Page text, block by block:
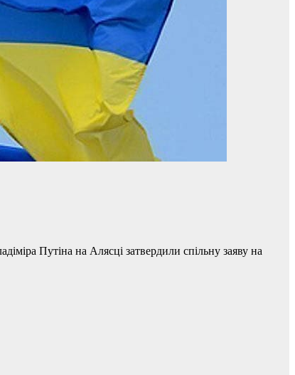
Путіна на Алясці затвердили спільну заяву на